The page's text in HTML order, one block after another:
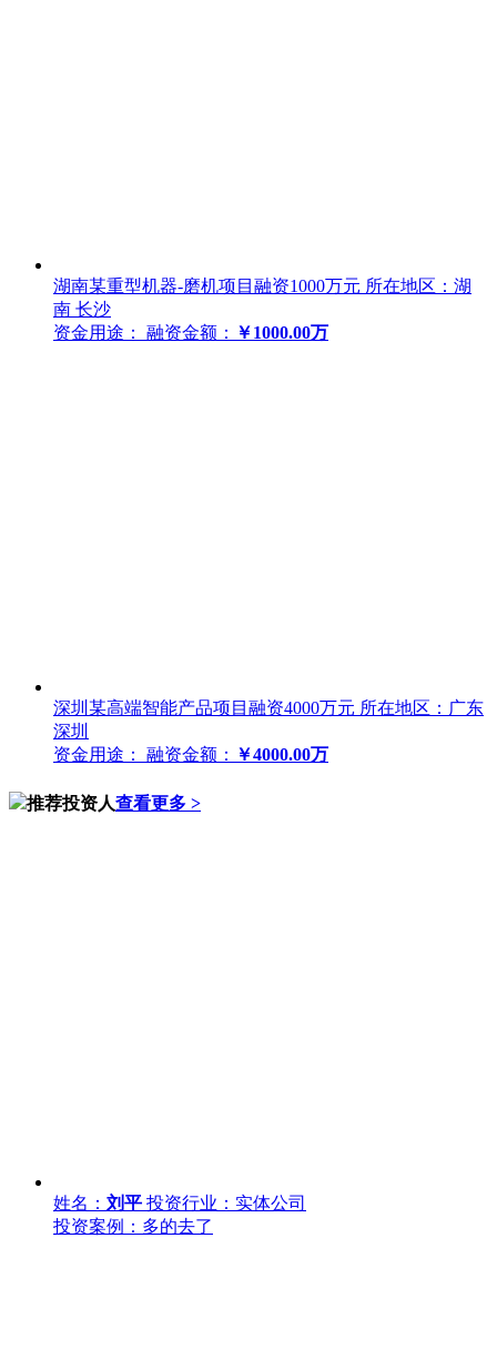
湖南某重型机器-磨机项目融资1000万元 所在地区：湖
南 长沙
资金用途：
融资金额： ￥1000.00万
深圳某高端智能产品项目融资4000万元 所在地区：广东
深圳
资金用途：
融资金额： ￥4000.00万
推荐投资人查看更多 >
姓名： 刘平 投资行业：实体公司
投资案例：多的去了